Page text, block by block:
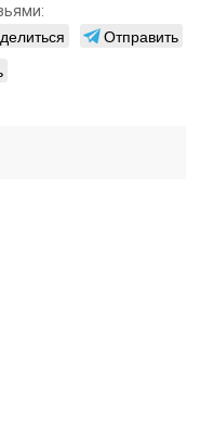
Отправить